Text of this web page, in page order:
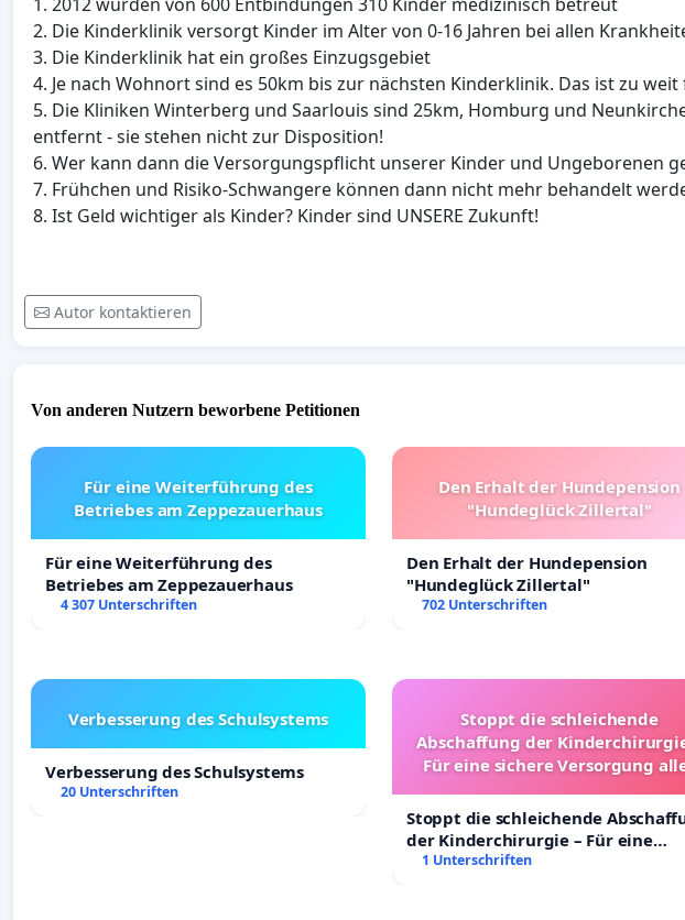
2. Die Kinderklinik versorgt Kinder im Alter von 0-16 Jahren bei allen
3. Die Kinderklinik hat ein großes Einzugsgebiet
4. Je nach Wohnort sind es 50km bis zur nächsten Kinderklinik. Das ist zu
5. Die Kliniken Winterberg und Saarlouis sind 25km, Homburg und
entfernt - sie stehen nicht zur Disposition!
6. Wer kann dann die Versorgungspflicht unserer Kinder und Ungeborenen
7. Frühchen und Risiko-Schwangere können dann nicht mehr behandelt
8. Ist Geld wichtiger als Kinder? Kinder sind UNSERE Zukunft!
Autor kontaktieren
Von anderen Nutzern beworbene Petitionen
Für eine Weiterführung des
Betriebes am Zeppezauerhaus
Für eine Weiterführung des
Betriebes am Zeppezauerhaus
4 307 Unterschriften
Den Erhalt der Hundepension
"Hundeglück Zillertal"
Den Erhalt der Hundepension
"Hundeglück Zillertal"
702 Unterschriften
Verbesserung des Schulsystems
Verbesserung des Schulsystems
20 Unterschriften
Stoppt die schleichende
Abschaffung der
Für eine sichere Versorgung
Stoppt die schleichende
der Kinderchirurgie – Für eine
sichere Versorgung aller Kinder in
1 Unterschriften